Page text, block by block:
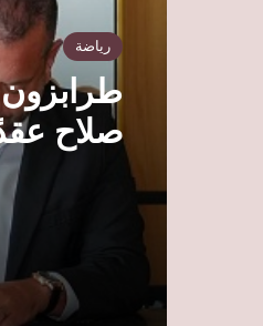
رياضة
صلاح
لتقديمه